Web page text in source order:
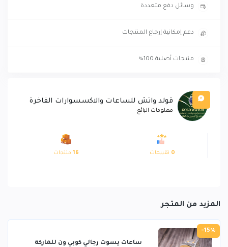
وسائل دفع متعددة
دعم إمكانية إرجاع المنتجات
منتجات أصلية 100%
قولد واتش للساعات والاكسسوارات الفاخرة
معلومات البائع
0 تقييمات 16 منتجات
المزيد من المتجر
-15%
ساعات يسوت رجالي كوبي ون للماركة